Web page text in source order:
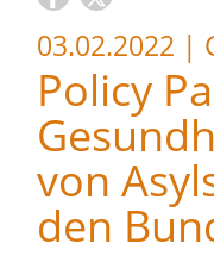
03.02.2022 |
Policy
von
den